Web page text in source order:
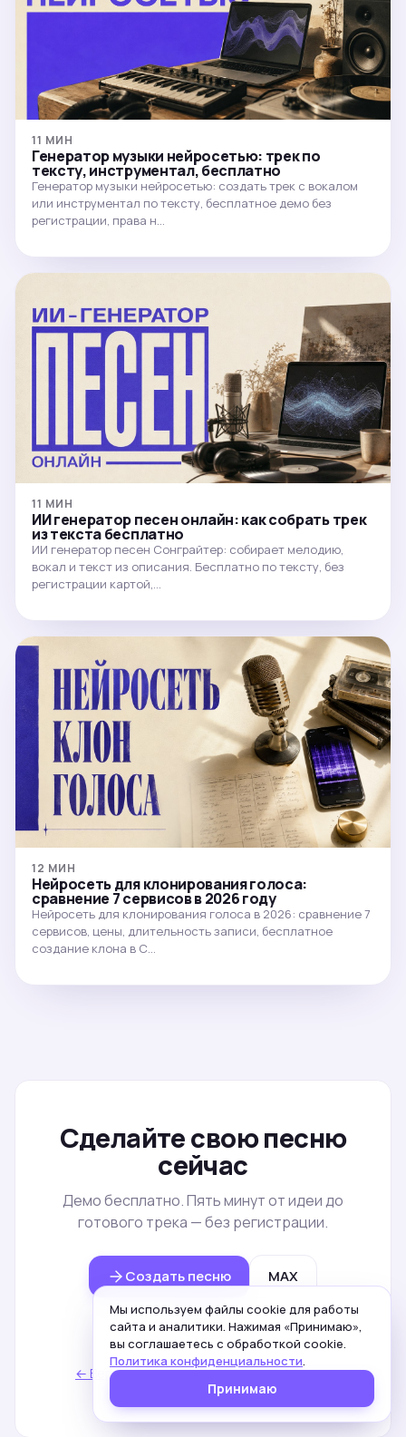
11 МИН
Генератор музыки нейросетью: трек по
тексту, инструментал, бесплатно
Генератор музыки нейросетью: создать трек с вокалом
или инструментал по тексту, бесплатное демо без
регистрации, права н…
11 МИН
ИИ генератор песен онлайн: как собрать трек
из текста бесплатно
ИИ генератор песен Сонграйтер: собирает мелодию,
вокал и текст из описания. Бесплатно по тексту, без
регистрации картой,…
12 МИН
Нейросеть для клонирования голоса:
сравнение 7 сервисов в 2026 году
Нейросеть для клонирования голоса в 2026: сравнение 7
сервисов, цены, длительность записи, бесплатное
создание клона в С…
Сделайте свою песню
сейчас
Демо бесплатно. Пять минут от идеи до
готового трека — без регистрации.
Создать песню MAX
Telegram
← Вернуться к списку статей·На главную
Мы используем файлы cookie для работы
сайта и аналитики. Нажимая «Принимаю»,
вы соглашаетесь с обработкой cookie.
Политика конфиденциальности.
Принимаю